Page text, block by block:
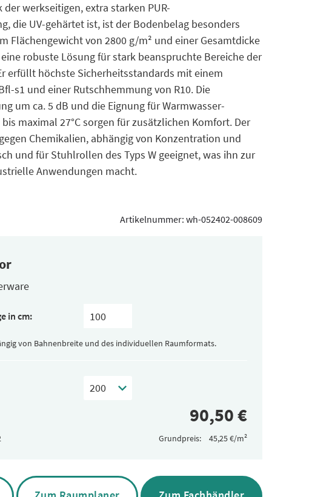
werkseitigen, extra starken PUR-
die UV-gehärtet ist, ist der Bodenbelag besonders
Flächengewicht von 2800 g/m² und einer Gesamtdicke
robuste Lösung für stark beanspruchte Bereiche der
erfüllt höchste Sicherheitsstandards mit einem
s1 und einer Rutschhemmung von R10. Die
um ca. 5 dB und die Eignung für Warmwasser-
maximal 27°C sorgen für zusätzlichen Komfort. Der
Chemikalien, abhängig von Konzentration und
und für Stuhlrollen des Typs W geeignet, was ihn zur
Anwendungen macht.
Artikelnummer: wh-052402-008609
in cm:
von Bahnenbreite und des individuellen Raumformats.
Grundpreis: